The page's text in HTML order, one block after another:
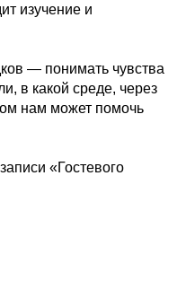
изучение и
— понимать чувства
в какой среде, через
нам может помочь
«Гостевого